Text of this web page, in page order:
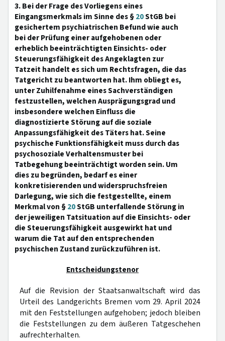
3. Bei der Frage des Vorliegens eines
Eingangsmerkmals im Sinne des §20StGB bei
gesichertem psychiatrischen Befund wie auch
bei der Prüfung einer aufgehobenen oder
erheblich beeinträchtigten Einsichts- oder
Steuerungsfähigkeit des Angeklagten zur
Tatzeit handelt es sich um Rechtsfragen, die das
Tatgericht zu beantworten hat. Ihm obliegt es,
unter Zuhilfenahme eines Sachverständigen
festzustellen, welchen Ausprägungsgrad und
insbesondere welchen Einfluss die
diagnostizierte Störung auf die soziale
Anpassungsfähigkeit des Täters hat. Seine
psychische Funktionsfähigkeit muss durch das
psychosoziale Verhaltensmuster bei
Tatbegehung beeinträchtigt worden sein. Um
dies zu begründen, bedarf es einer
konkretisierenden und widerspruchsfreien
Darlegung, wie sich die festgestellte, einem
Merkmal von §20StGB unterfallende Störung in
der jeweiligen Tatsituation auf die Einsichts- oder
die Steuerungsfähigkeit ausgewirkt hat und
warum die Tat auf den entsprechenden
psychischen Zustand zurückzuführen ist.
Entscheidungstenor
Auf die Revision der Staatsanwaltschaft wird das
Urteil des Landgerichts Bremen vom 29. April 2024
mit den Feststellungen aufgehoben; jedoch bleiben
die Feststellungen zu dem äußeren Tatgeschehen
aufrechterhalten.